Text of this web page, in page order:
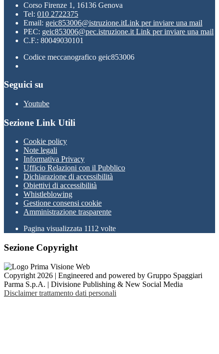
Corso Firenze 1, 16136 Genova
Tel: 010 2722375
Email: geic853006@istruzione.itLink per inviare una mail
PEC: geic853006@pec.istruzione.it Link per inviare una mail
C.F.: 80049030101
Codice meccanografico geic853006
Seguici su
Youtube
Sezione Link Utili
Cookie policy
Note legali
Informativa Privacy
Ufficio Relazioni con il Pubblico
Dichiarazione di accessibilità
Obiettivi di accessibilità
Whistleblowing
Gestione consensi cookie
Amministrazione trasparente
Pagina visualizzata 1112 volte
Sezione Copyright
Copyright 2026 | Engineered and powered by Gruppo Spaggiari
Parma S.p.A. | Divisione Publishing & New Social Media
Disclaimer trattamento dati personali